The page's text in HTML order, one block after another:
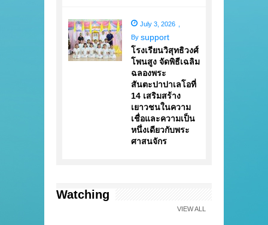
July 3, 2026
By support
โรงเรียนวิสุทธิวงศ์
โพนสูง จัดพิธีเฉลิม
ฉลองพระ
สันตะปาปาเลโอที่
14 เสริมสร้าง
เยาวชนในความ
เชื่อและความเป็น
หนึ่งเดียวกับพระ
ศาสนจักร
Watching
VIEW ALL